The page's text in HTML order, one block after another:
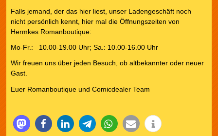
Falls jemand, der das hier liest, unser Ladengeschäft noch
nicht persönlich kennt, hier mal die Öffnungszeiten von
Hermkes Romanboutique:
Mo-Fr.: 10.00-19.00 Uhr; Sa.: 10.00-16.00 Uhr
Wir freuen uns über jeden Besuch, ob altbekannter oder neuer
Gast.
Euer Romanboutique und Comicdealer Team